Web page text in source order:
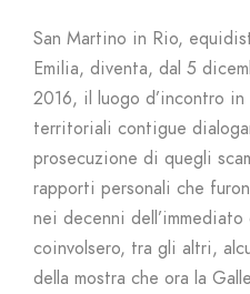
San Martino in Rio,
Emilia, diventa, dal 5
2016, il luogo d’incontro
territoriali contigue
prosecuzione di quegli
rapporti personali che
nei decenni
coinvolsero, tra gli altri,
della mostra che ora la